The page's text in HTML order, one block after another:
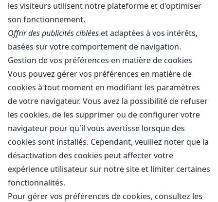
les visiteurs utilisent notre plateforme et d'optimiser
son fonctionnement.
Offrir des publicités ciblées et adaptées à vos intérêts,
basées sur votre comportement de navigation.
Gestion de vos préférences en matière de cookies
Vous pouvez gérer vos préférences en matière de
cookies à tout moment en modifiant les paramètres
de votre navigateur. Vous avez la possibilité de refuser
les cookies, de les supprimer ou de configurer votre
navigateur pour qu'il vous avertisse lorsque des
cookies sont installés. Cependant, veuillez noter que la
désactivation des cookies peut affecter votre
expérience utilisateur sur notre site et limiter certaines
fonctionnalités.
Pour gérer vos préférences de cookies, consultez les